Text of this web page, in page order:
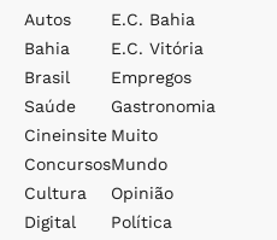
Autos
Bahia
Brasil
Saúde
Cineinsite
Concursos
Cultura
Digital
E.c. Bahia
E.c. Vitória
Empregos
Gastronomia
Muito
Mundo
Opinião
Política